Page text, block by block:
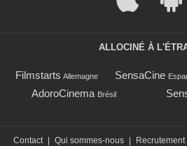
ALLOCINÉ À
Filmstarts Allemagne SensaCine
AdoroCinema Brésil
Contact Qui sommes-nous Recrutement